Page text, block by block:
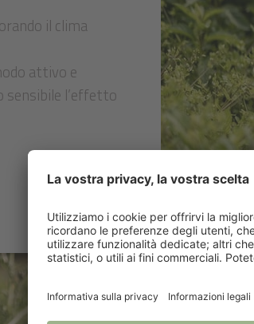
il clima
attivo e
sensibile l’effetto